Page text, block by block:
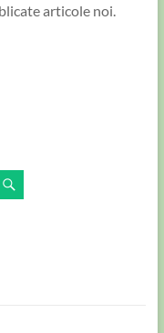
articole noi.